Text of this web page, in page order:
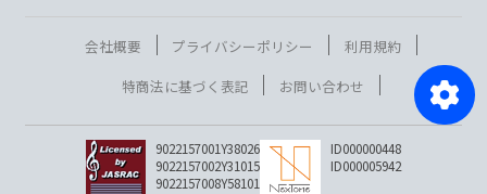
会社概要 プライバシーポリシー
利用規約
特商法に基づく表記
お問い合わせ
9022157001Y38026
9022157002Y31015
9022157008Y58101
ID000000448
ID000005942